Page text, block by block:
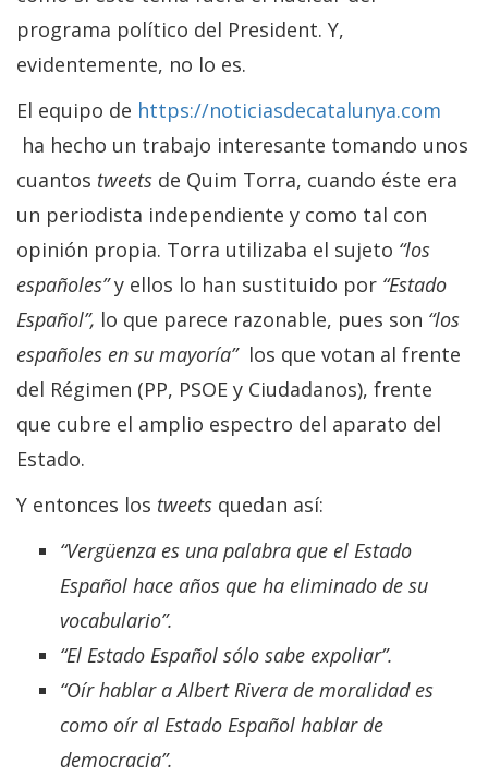
programa político del President. Y,
evidentemente, no lo es.
El equipo de https://noticiasdecatalunya.com
ha hecho un trabajo interesante tomando unos
cuantos tweets de Quim Torra, cuando éste era
un periodista independiente y como tal con
opinión propia. Torra utilizaba el sujeto “los
españoles”y ellos lo han sustituido por “Estado
Español”, lo que parece razonable, pues son “los
españoles en su mayoría”los que votan al frente
del Régimen (PP, PSOE y Ciudadanos), frente
que cubre el amplio espectro del aparato del
Estado.
Y entonces los tweets quedan así:
“Vergüenza es una palabra que el Estado
Español hace años que ha eliminado de su
vocabulario”.
“El Estado Español sólo sabe expoliar”.
“Oír hablar a Albert Rivera de moralidad es
como oír al Estado Español hablar de
democracia”.